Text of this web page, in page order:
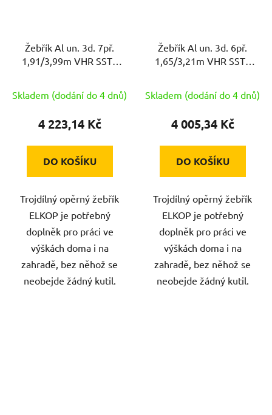
Žebřík Al un. 3d. 7př.
1,91/3,99m VHR SSTS
Skladem (dodání do 4 dnů)
4 223,14 Kč
DO KOŠÍKU
Trojdílný opěrný žebřík
ELKOP je potřebný
doplněk pro práci ve
výškách doma i na
zahradě, bez něhož se
neobejde žádný kutil.
Žebřík Al un. 3d. 6př.
1,65/3,21m VHR SSTS
Skladem (dodání do 4 dnů)
4 005,34 Kč
DO KOŠÍKU
Trojdílný opěrný žebřík
ELKOP je potřebný
doplněk pro práci ve
výškách doma i na
zahradě, bez něhož se
neobejde žádný kutil.